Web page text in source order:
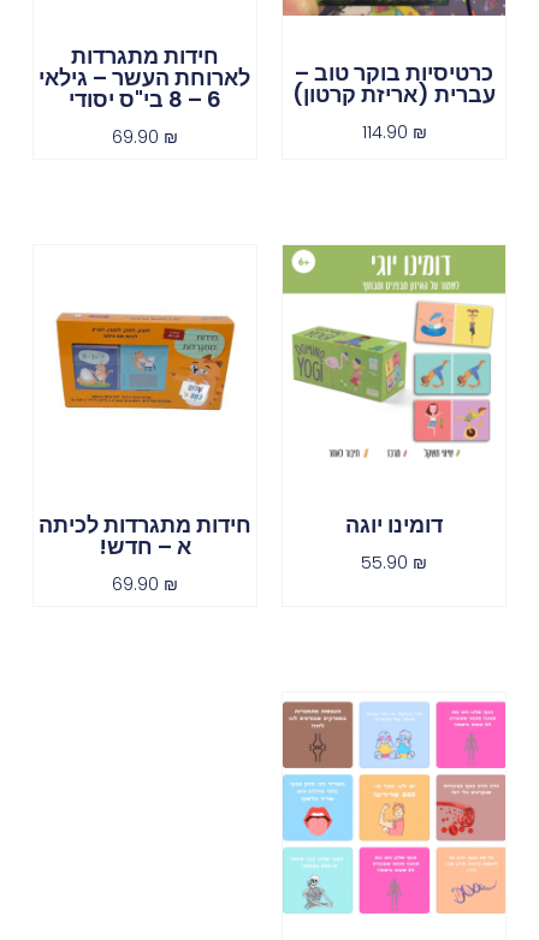
כרטיסיות בוקר טוב –
עברית (אריזת קרטון)
114.90 ₪
חידות מתגרדות
לארוחת העשר – גילאי
6 – 8 בי"ס יסודי
69.90 ₪
דומינו יוגה
55.90 ₪
חידות מתגרדות לכיתה
א – חדש!
69.90 ₪